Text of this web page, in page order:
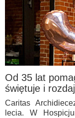
Od 35 lat
świętuje i
Caritas
lecia. W